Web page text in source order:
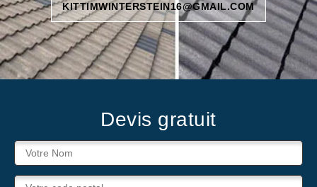
KITTIMWINTERSTEIN16@GMAIL.COM
Devis gratuit